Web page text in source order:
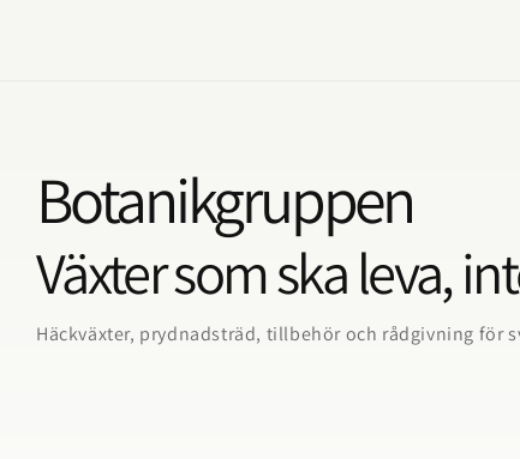
Botanikgruppen
Växter som ska leva,
Häckväxter, prydnadsträd, tillbehör och rådgivning för